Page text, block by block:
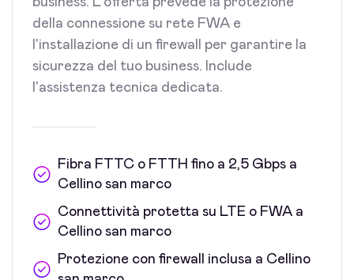
della connessione su rete FWA e
l'installazione di un firewall per garantire la
sicurezza del tuo business. Include
l'assistenza tecnica dedicata.
Fibra FTTC o FTTH fino a 2,5 Gbps a
Cellino san marco
Connettività protetta su LTE o FWA a
Cellino san marco
Protezione con firewall inclusa a Cellino